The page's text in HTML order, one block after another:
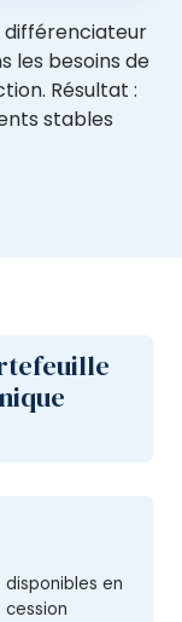
les besoins de
Résultat :
stables
disponibles en
cession